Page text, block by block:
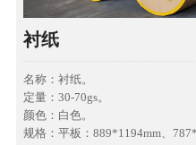
衬纸
名称：衬纸。
定量：30-70gs。
颜色：白色。
规格：平板：889*1194mm、